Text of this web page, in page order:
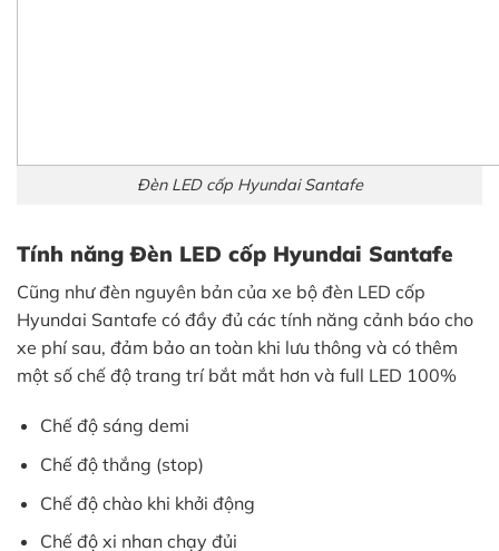
Đèn LED cốp Hyundai Santafe
Tính năng Đèn LED cốp Hyundai Santafe
Cũng như đèn nguyên bản của xe bộ đèn LED cốp
Hyundai Santafe có đầy đủ các tính năng cảnh báo cho
xe phí sau, đảm bảo an toàn khi lưu thông và có thêm
một số chế độ trang trí bắt mắt hơn và full LED 100%
Chế độ sáng demi
Chế độ thắng (stop)
Chế độ chào khi khởi động
Chế độ xi nhan chạy đủi